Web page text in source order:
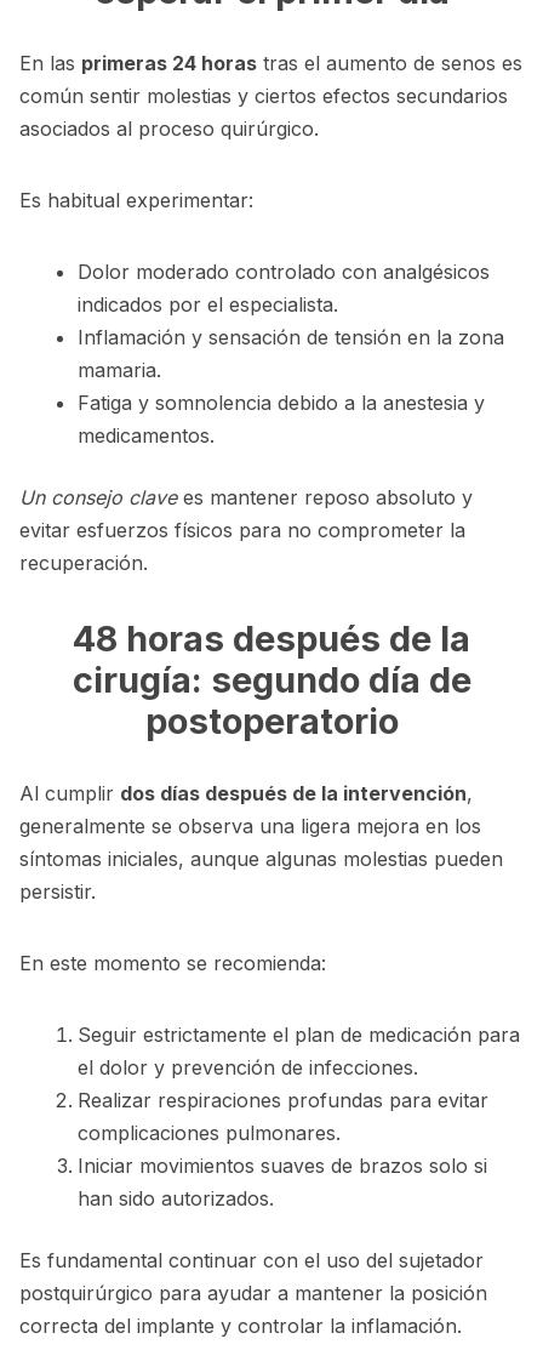
En las primeras 24 horas tras el aumento de senos es
común sentir molestias y ciertos efectos secundarios
asociados al proceso quirúrgico.
Es habitual experimentar:
Dolor moderado controlado con analgésicos
indicados por el especialista.
Inflamación y sensación de tensión en la zona
mamaria.
Fatiga y somnolencia debido a la anestesia y
medicamentos.
Un consejo clavees mantener reposo absoluto y
evitar esfuerzos físicos para no comprometer la
recuperación.
48 horas después de la
cirugía: segundo día de
postoperatorio
Al cumplir dos días después de la intervención,
generalmente se observa una ligera mejora en los
síntomas iniciales, aunque algunas molestias pueden
persistir.
En este momento se recomienda:
Seguir estrictamente el plan de medicación para
el dolor y prevención de infecciones.
Realizar respiraciones profundas para evitar
complicaciones pulmonares.
Iniciar movimientos suaves de brazos solo si
han sido autorizados.
Es fundamental continuar con el uso del sujetador
postquirúrgico para ayudar a mantener la posición
correcta del implante y controlar la inflamación.